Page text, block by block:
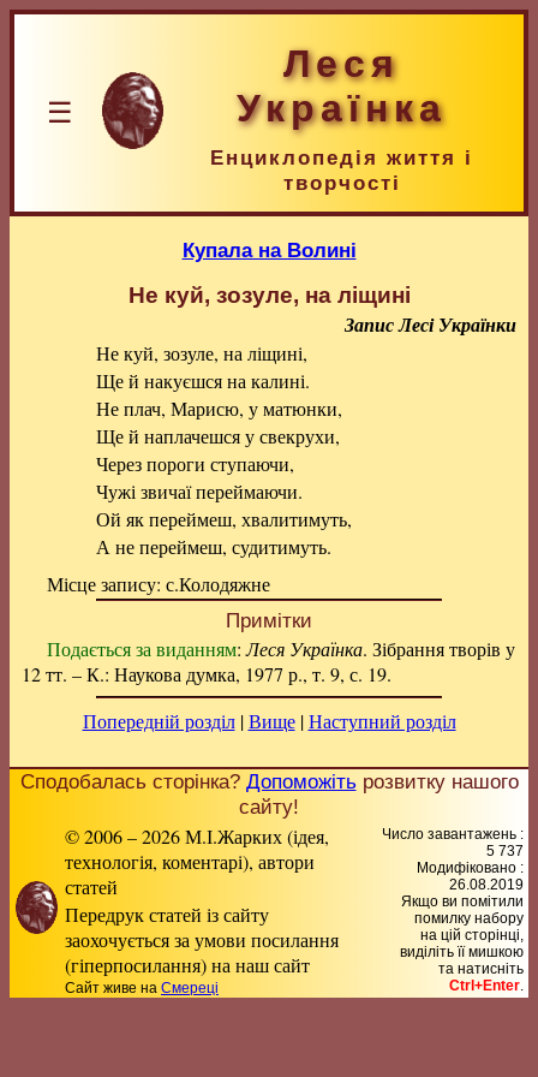
☰
Леся
Українка
Енциклопедія життя і
творчості
Купала на Волині
Не куй, зозуле, на ліщині
Запис Лесі Українки
Не куй, зозуле, на ліщині,
Ще й накуєшся на калині.
Не плач, Марисю, у матюнки,
Ще й наплачешся у свекрухи,
Через пороги ступаючи,
Чужі звичаї переймаючи.
Ой як переймеш, хвалитимуть,
А не переймеш, судитимуть.
Місце запису: с.Колодяжне
Примітки
Подається за виданням:Леся Українка. Зібрання творів у
12 тт. – К.: Наукова думка, 1977 р., т. 9, с. 19.
Попередній розділ|Вище|Наступний розділ
Сподобалась сторінка? Допоможітьрозвитку нашого
сайту!
© 2006 – 2026 М.І.Жарких (ідея,
технологія, коментарі), автори
статей
Передрук статей із сайту
заохочується за умови посилання
(гіперпосилання) на наш сайт
Сайт живе на Смереці
Число завантажень :
5 737
Модифіковано :
26.08.2019
Якщо ви помітили
помилку набору
на цiй сторiнцi,
видiлiть її мишкою
та натисніть
Ctrl+Enter.